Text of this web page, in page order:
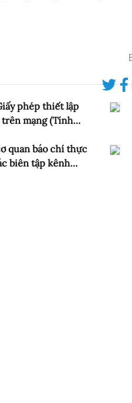
phép thiết lập
trên mạng (Tính
quan báo chí thực
biên tập kênh